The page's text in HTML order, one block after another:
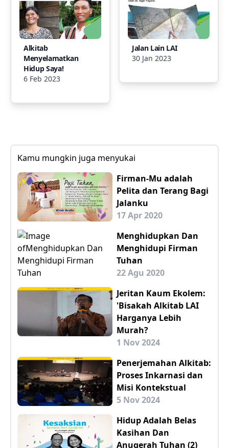
Alkitab
Menyelamatkan
Hidup Saya!
6 Feb 2023
Jalan Lain LAI
30 Jan 2023
Kamu mungkin juga menyukai
Firman-Mu adalah
Pelita dan Terang Bagi
Jalanku
17 Apr 2020
Menghidupkan Dan
Menghidupi Firman
Tuhan
22 Agu 2020
Jeritan Kaum Ekolem:
'Bisakah Alkitab LAI
Harganya Lebih
Murah?
1 Nov 2024
Penerjemahan Alkitab:
Proses Inkarnasi dan
Misi Kontekstual
5 Nov 2024
Hidup Adalah Belas
Kasihan Dan
Anugerah Tuhan (2)